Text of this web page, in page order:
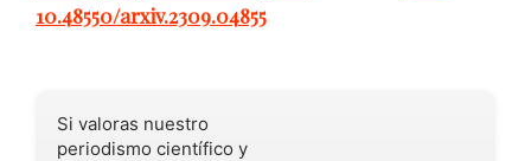
10.48550/arxiv.2309.04855
Si valoras nuestro
periodismo científico y